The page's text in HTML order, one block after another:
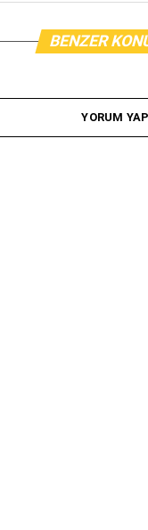
BENZER
YORUM YAP